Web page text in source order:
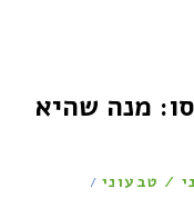
מנה שהיא
/ טבעוני /